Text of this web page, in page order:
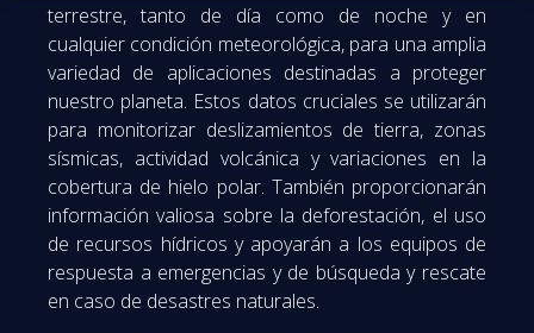
terrestre, tanto de día como de noche y en
cualquier condición meteorológica, para una amplia
variedad de aplicaciones destinadas a proteger
nuestro planeta. Estos datos cruciales se utilizarán
para monitorizar deslizamientos de tierra, zonas
sísmicas, actividad volcánica y variaciones en la
cobertura de hielo polar. También proporcionarán
información valiosa sobre la deforestación, el uso
de recursos hídricos y apoyarán a los equipos de
respuesta a emergencias y de búsqueda y rescate
en caso de desastres naturales.